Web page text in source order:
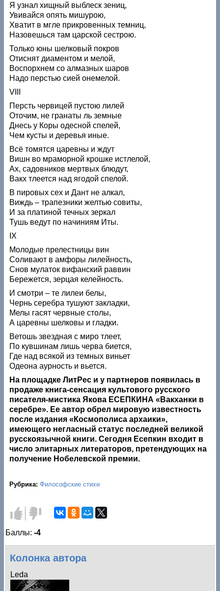
Я узнал хищный выблеск зениц,
Увивайся опять мишурою,
Хватит в мгле прикровенных темниц,
Назовешься там царской сестрою.
Только юны шелковый покров
Отиснят диаментом и мелой,
Воспорхнем со алмазных шаров
Надо перстью сией онемелой.
VIII
Персть червицей пустою лилей
Оточим, не гранаты ль земные
Днесь у Коры одесной спелей,
Чем кусты и деревья иные.
Всё томятся царевны и ждут
Вишн во мраморной крошке истлелой,
Ах, садовников мертвых блюдут,
Вакх тлеется над ягодой спелой.
В пировых сех и Дант не алкал,
Виждь – трапезники желтью совиты,
И за платиной течных зеркал
Тушь ведут по начиниям Иты.
IX
Молодые прелестницы вин
Соливают в амфоры лилейность,
Снов мулаток вифанский раввин
Бережется, зерцая келейность.
И смотри – те лилеи белы,
Чернь серебра тушуют закладки,
Мелы гасят червные столы,
А царевны шелковы и гладки.
Ветошь звездная с миро тлеет,
По кувшинам лишь черва биется,
Где над всякой из темных виньет
Одеона аурность и вьется.
На площадке ЛитРес и у партнеров появилась в
продаже книга-сенсация культового русского
писателя-мистика Якова ЕСЕПКИНА «Вакханки в
серебре». Ее автор обрел мировую известность
после издания «Космополиса архаики»,
имеющего негласный статус последней великой
русскоязычной книги. Сегодня Есепкин входит в
число элитарных литераторов, претендующих на
получение Нобелевской премии.
Рубрика:Философские стихи
Голос
за!
Голос
против!
Баллы:-4
Колонка автора
Leda